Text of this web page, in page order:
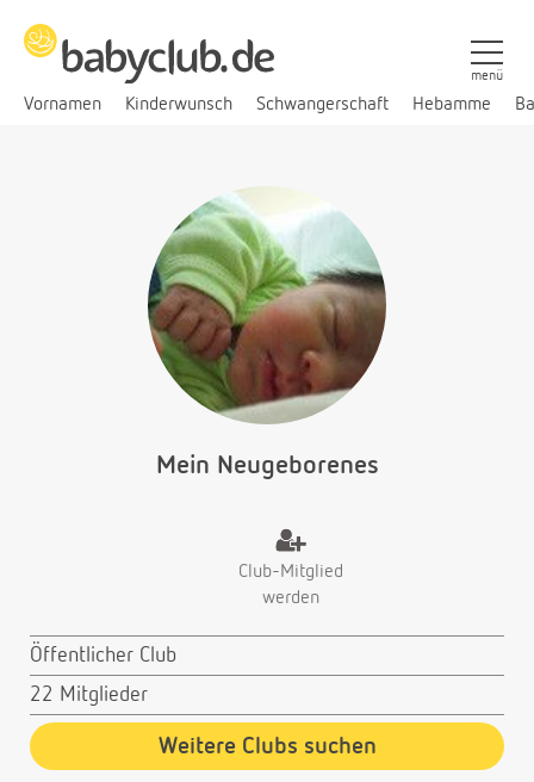
Vornamen Kinderwunsch Schwangerschaft Hebamme
menü
Mein Neugeborenes
Club-Mitglied
werden
Öffentlicher Club
22 Mitglieder
Weitere Clubs suchen